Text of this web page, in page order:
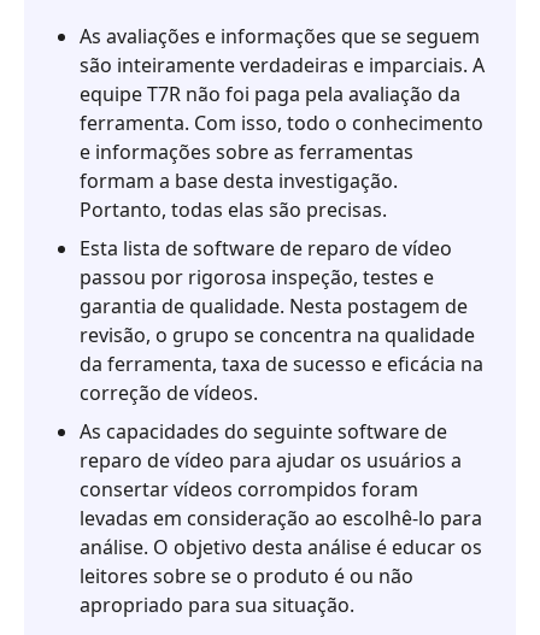
2.
Principais
Recursos
Parte
3.
Avaliações
desempenho
do
usuário
Parte
4.
usar
o
OneSafe
Video
Repair
Parte
As avaliações e informações que se seguem
são inteiramente verdadeiras e imparciais. A
equipe T7R não foi paga pela avaliação da
ferramenta. Com isso, todo o conhecimento
e informações sobre as ferramentas
formam a base desta investigação.
Portanto, todas elas são precisas.
Esta lista de software de reparo de vídeo
passou por rigorosa inspeção, testes e
garantia de qualidade. Nesta postagem de
revisão, o grupo se concentra na qualidade
da ferramenta, taxa de sucesso e eficácia na
correção de vídeos.
As capacidades do seguinte software de
reparo de vídeo para ajudar os usuários a
consertar vídeos corrompidos foram
levadas em consideração ao escolhê-lo para
análise. O objetivo desta análise é educar os
leitores sobre se o produto é ou não
apropriado para sua situação.